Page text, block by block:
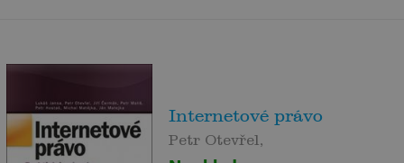
Internetové právo
Petr Otevřel,